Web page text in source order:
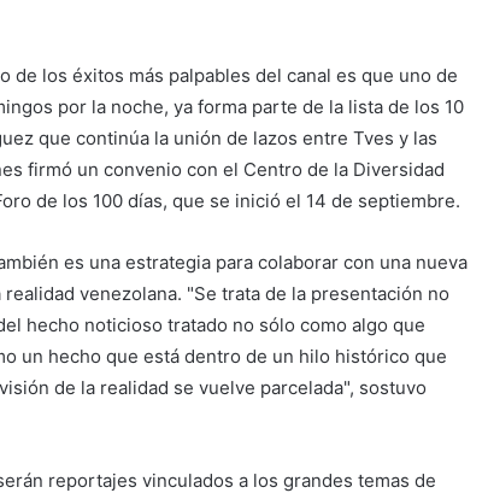
de los éxitos más palpables del canal es que uno de
por la noche, ya forma parte de la lista de los 10
que continúa la unión de lazos entre Tves y las
firmó un convenio con el Centro de la Diversidad
de los 100 días, que se inició el 14 de septiembre.
es una estrategia para colaborar con una nueva
venezolana. "Se trata de la presentación no
hecho noticioso tratado no sólo como algo que
un hecho que está dentro de un hilo histórico que
de la realidad se vuelve parcelada", sostuvo
reportajes vinculados a los grandes temas de